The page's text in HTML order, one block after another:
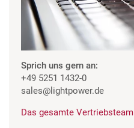
Sprich uns gern an:
+49 5251 1432-0
sales@lightpower.de
Das gesamte Vertriebsteam